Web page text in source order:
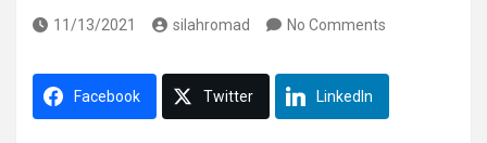
11/13/2021 silahromad No Comments
Facebook Twitter LinkedIn